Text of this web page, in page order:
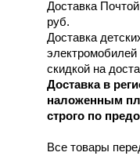
Доставка
руб.
Доставка
электромобилей
скидкой на
Доставка в
наложенным
строго по
Все товары